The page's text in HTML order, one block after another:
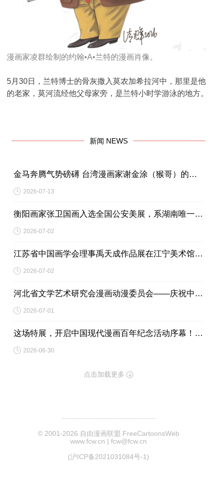
漫画家凌群绘制的约翰•A•兰特的漫画肖像。
5月30日，兰特博士的骨灰撒入莫农加希拉河中，那里是他
的老家，莫河流经他父母家旁，是兰特小时学游泳的地方。
新闻 NEWS
金马奔腾气势磅礡 台湾漫画家谢金涂（猴哥）的动漫世界
2026-07-13
衡阳画家张卫国画入选全国公安美展，系湖南唯一入展作品
2026-07-02
江苏省中国画学会理事禹天成作品展在江宁美术馆启幕
2026-07-02
河北省文学艺术研究会漫画动漫委员会——庆祝中国共产党成立105周年网络漫画展
2026-07-01
这场特展，开启中国现代漫画百年纪念活动序幕！听听策展人怎么说
2026-06-30
点击加载更多
---------------------------------------
© 2001-2026 自由漫画联盟 FreeCartoonsWeb
www.fcw.cn | fcw@fcw.cn
(沪ICP备2021031084号-1)